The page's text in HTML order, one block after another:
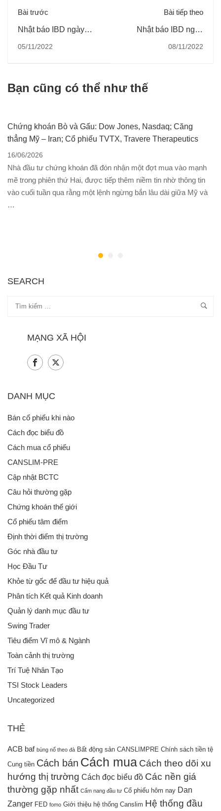
Bài trước
Nhật báo IBD ngày
05/11/2022
Bài tiếp theo
Nhật báo IBD ngày
08/11/2022
Bạn cũng có thể như thế
Chứng khoán Bò và Gấu: Dow Jones, Nasdaq; Căng
thẳng Mỹ – Iran; Cổ phiếu TVTX, Travere Therapeutics
16/06/2026
Nhà đầu tư chứng khoán đã đón nhận một đợt mua vào mạnh
mẽ trong phiên thứ Hai, được tiếp thêm niềm tin nhờ thông tin
vào cuối tuần qua rằng một lệnh ngừng bắn lâu dài giữa Mỹ và
…
SEARCH
MẠNG XÃ HỘI
DANH MỤC
Bán cổ phiếu khi nào
Cách đọc biểu đồ
Cách mua cổ phiếu
CANSLIM-PRE
Cập nhật BCTC
Câu hỏi thường gặp
Chứng khoán thế giới
Cổ phiếu tâm điểm
Định thời điểm thị trường
Góc nhà đầu tư
Học Đầu Tư
Khỏe từ gốc để đầu tư hiệu quả
Phân tích Kết quả Kinh doanh
Quản lý danh mục đầu tư
Swing Trader
Tiêu điểm Vĩ mô & Ngành
Toàn cảnh thị trường
Trí Tuệ Nhân Tạo
TSI Stock Leaders
Uncategorized
THẺ
ACB baf bùng nổ theo đà Bất động sản CANSLIMPRE Chính sách tiền tệ
Cung tiền Cách bán Cách mua Cách theo dõi xu
hướng thị trường Cách đọc biểu đồ Các nền giá
thường gặp nhất Cẩm nang đầu tư Cổ phiếu hôm nay Dan
Zanger FED fomo Giới thiệu hệ thống Canslim Hệ thống đầu